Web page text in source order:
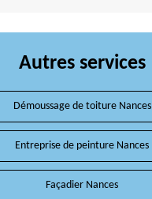
Autres services
Démoussage de toiture Nances
Entreprise de peinture Nances
Façadier Nances